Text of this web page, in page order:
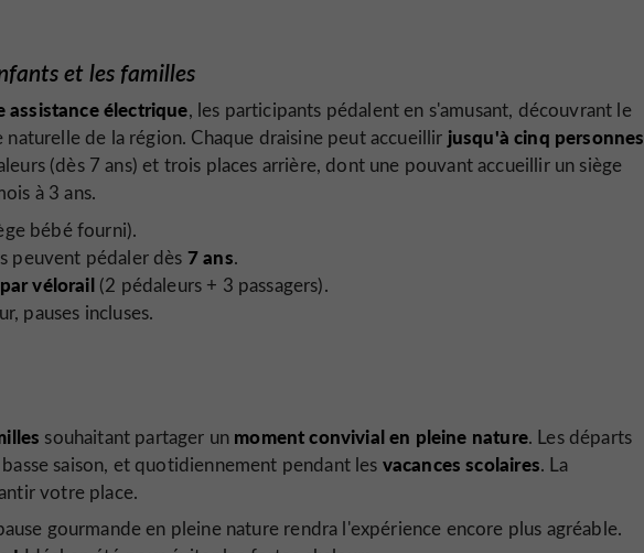
et les familles
assistance électrique, les participants pédalent en s'amusant, découvrant le
de la région. Chaque draisine peut accueillir jusqu'à cinq personnes
(dès 7 ans) et trois places arrière, dont une pouvant accueillir un siège
à 3 ans.
bébé fourni).
peuvent pédaler dès 7 ans.
vélorail(2 pédaleurs + 3 passagers).
pauses incluses.
souhaitant partager un moment convivial en pleine nature. Les départs
saison, et quotidiennement pendant les vacances scolaires. La
votre place.
gourmande en pleine nature rendra l'expérience encore plus agréable.